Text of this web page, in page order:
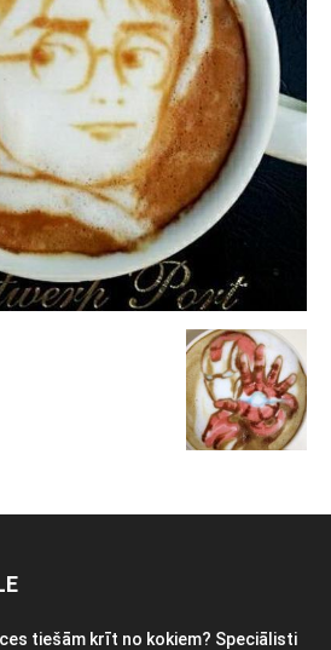
tiešām krīt no kokiem? Speciālisti